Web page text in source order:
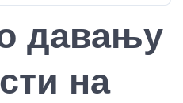
давању
на